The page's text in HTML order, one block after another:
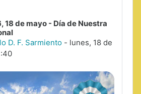
18 de mayo - Día de Nuestra
D. F. Sarmiento - lunes, 18 de
0